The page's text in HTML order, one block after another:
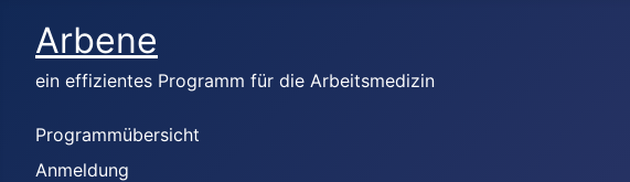
Arbene
ein effizientes Programm für die Arbeitsmedizin
Programmübersicht
Anmeldung